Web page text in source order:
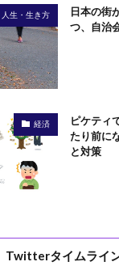
人生・生き方
日本の街
つ、自治
経済
ピケティ
たり前に
と対策
Twitterタイムライ